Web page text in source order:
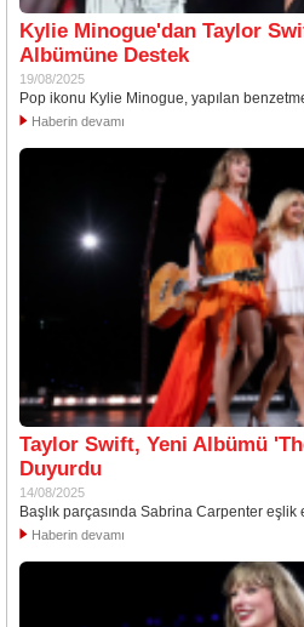
Kylie Minogue'dan Taylor
Albümüne Destek
19/08/2025
Pop ikonu Kylie Minogue, yapılan
Haberin devamı
Taylor Swift, Yeni Albümü
Duyurdu
14/08/2025
Başlık parçasında Sabrina Carpenter eşlik
Haberin devamı